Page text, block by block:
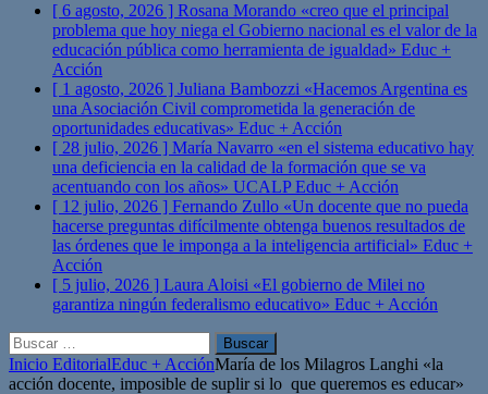
[ 6 agosto, 2026 ] Rosana Morando «creo que el principal
problema que hoy niega el Gobierno nacional es el valor de la
educación pública como herramienta de igualdad» Educ +
Acción
[ 1 agosto, 2026 ] Juliana Bambozzi «Hacemos Argentina es
una Asociación Civil comprometida la generación de
oportunidades educativas» Educ + Acción
[ 28 julio, 2026 ] María Navarro «en el sistema educativo hay
una deficiencia en la calidad de la formación que se va
acentuando con los años» UCALPEduc + Acción
[ 12 julio, 2026 ] Fernando Zullo «Un docente que no pueda
hacerse preguntas difícilmente obtenga buenos resultados de
las órdenes que le imponga a la inteligencia artificial» Educ +
Acción
[ 5 julio, 2026 ] Laura Aloisi «El gobierno de Milei no
garantiza ningún federalismo educativo» Educ + Acción
Buscar:
Inicio EditorialEduc + AcciónMaría de los Milagros Langhi «la
acción docente, imposible de suplir si lo que queremos es educar»